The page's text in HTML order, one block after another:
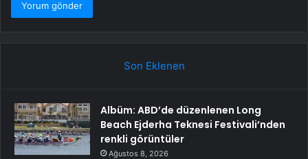
Son Eklenen
Albüm: ABD’de düzenlenen Long
Beach Ejderha Teknesi Festivali’nden
renkli görüntüler
Ağustos 8, 2026